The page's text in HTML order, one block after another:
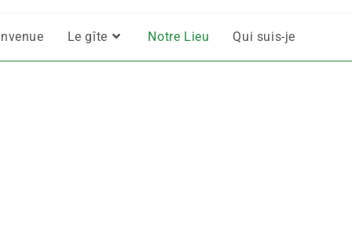
Le gîte Notre Lieu Qui suis-je